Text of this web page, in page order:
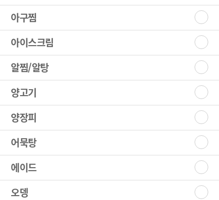
아구찜
아이스크림
알찜/알탕
양고기
양장피
어묵탕
에이드
오뎅